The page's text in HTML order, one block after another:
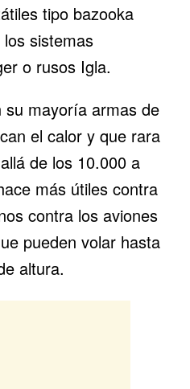
tipo bazooka
los sistemas
o rusos Igla.
su mayoría armas de
el calor y que rara
de los 10.000 a
más útiles contra
contra los aviones
pueden volar hasta
altura.